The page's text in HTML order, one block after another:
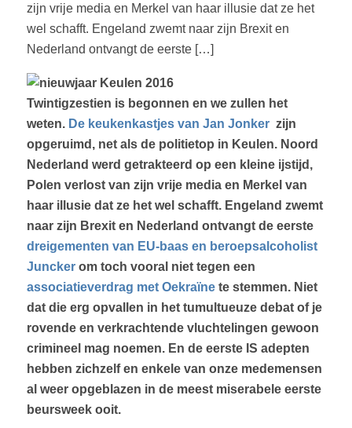
zijn vrije media en Merkel van haar illusie dat ze het
wel schafft. Engeland zwemt naar zijn Brexit en
Nederland ontvangt de eerste […]
Twintigzestien is begonnen en we zullen het
weten. De keukenkastjes van Jan Jonkerzijn
opgeruimd, net als de politietop in Keulen. Noord
Nederland werd getrakteerd op een kleine ijstijd,
Polen verlost van zijn vrije media en Merkel van
haar illusie dat ze het wel schafft. Engeland zwemt
naar zijn Brexit en Nederland ontvangt de eerste
dreigementen van EU-baas en beroepsalcoholist
Juncker om toch vooral niet tegen een
associatieverdrag met Oekraïnete stemmen. Niet
dat die erg opvallen in het tumultueuze debat of je
rovende en verkrachtende vluchtelingen gewoon
crimineel mag noemen. En de eerste IS adepten
hebben zichzelf en enkele van onze medemensen
al weer opgeblazen in de meest miserabele eerste
beursweek ooit.